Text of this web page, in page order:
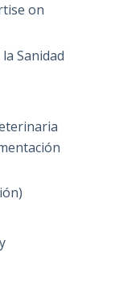
on
Sanidad